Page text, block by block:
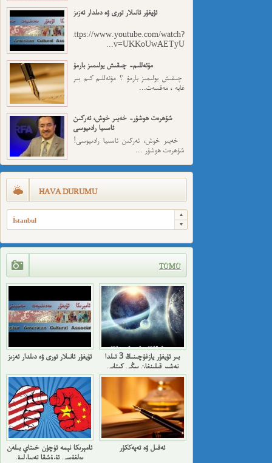
ئۇيغۇر ئانىلار تورى ۋە دىلدار ئەزىز
https://www.youtube.com/watch?
v=UKKoUwAETyU...
مۇئەللىم- چىقىش يولىمىز بارمۇ
چىقىش يولىمىز بارمۇ ؟ مۇئەللىم كىم بىر
غايە ، مەقسەت...
شۆھرەت ھوشۇر- خەيىر خوش، ئەركىن
ئاسىيا رادىيوسى
خەيىر خوش، ئەركىن ئاسىيا رادىيوسى!
شۆھرەت ھوشۇر ...
HAVA DURUMU
İstanbul
TÜMÜ
ئۇيغۇر ئانىلار تورى ۋە دىلدار ئەزىز
بىر ئۇيغۇر يازغۇچىنىڭ 3 تىلدا
نەشىر قىلىنغان يېڭى كىتابى
ئامېرىكا نېمە ئۈچۈن خىتاي بىلەن
بولغۇسى ئۇرۇشقا تەييارلىق
ئەقىل ۋە تەپەككۇر